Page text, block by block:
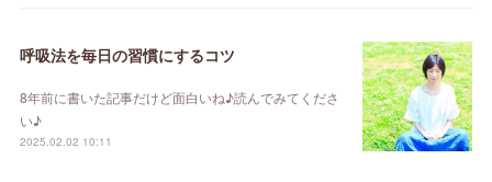
呼吸法を毎日の習慣にするコツ
8年前に書いた記事だけど面白いね♪読んでみてくださ
い♪
2025.02.02 10:11